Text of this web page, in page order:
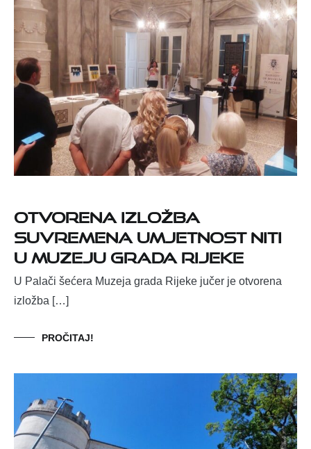
Otvorena izložba
Suvremena umjetnost niti
u Muzeju Grada Rijeke
U Palači šećera Muzeja grada Rijeke jučer je otvorena
izložba […]
PROČITAJ!